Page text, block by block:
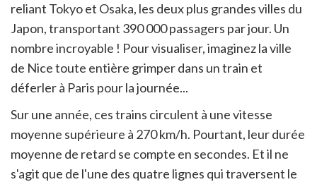
reliant Tokyo et Osaka, les deux plus grandes villes du
Japon, transportant 390 000 passagers par jour. Un
nombre incroyable ! Pour visualiser, imaginez la ville
de Nice toute entière grimper dans un train et
déferler à Paris pour la journée...
Sur une année, ces trains circulent à une vitesse
moyenne supérieure à 270 km/h. Pourtant, leur durée
moyenne de retard se compte en secondes. Et il ne
s'agit que de l'une des quatre lignes qui traversent le